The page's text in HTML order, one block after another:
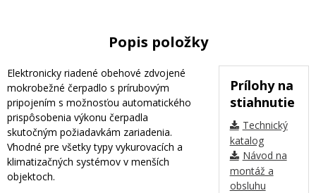
Popis položky
Prílohy na
stiahnutie
Technický
katalog
Návod na
montáž a
obsluhu
Elektronicky riadené obehové zdvojené
mokrobežné čerpadlo s prírubovým
pripojením s možnosťou automatického
prispôsobenia výkonu čerpadla
skutočným požiadavkám zariadenia.
Vhodné pre všetky typy vykurovacích a
klimatizačných systémov v menších
objektoch.